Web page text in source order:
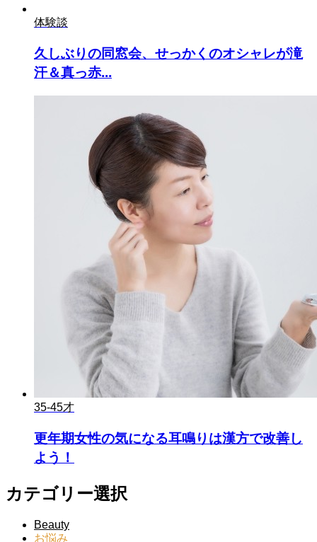
体験談
久しぶりの同窓会、せっかくのオシャレが滝
汗＆真っ赤...
35-45才
更年期女性の気になる耳鳴りは漢方で改善し
よう！
カテゴリー選択
Beauty
お悩み